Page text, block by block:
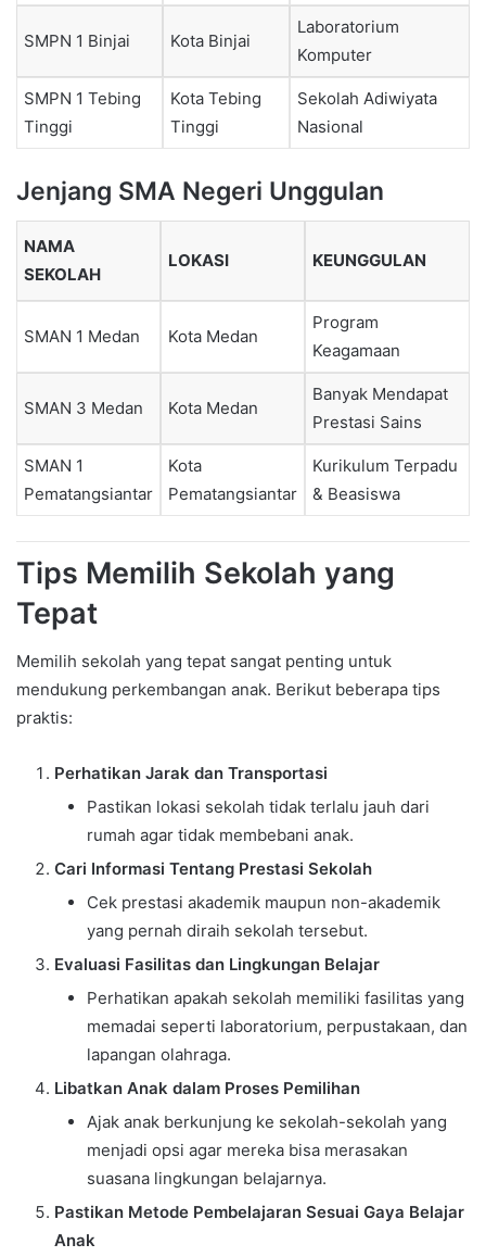
SMPN 1 Binjai Kota Binjai
Laboratorium
Komputer
SMPN 1 Tebing
Tinggi
Kota Tebing
Tinggi
Sekolah Adiwiyata
Nasional
Jenjang SMA Negeri Unggulan
NAMA
SEKOLAH
LOKASI KEUNGGULAN
SMAN 1 Medan Kota Medan
Program
Keagamaan
SMAN 3 Medan Kota Medan
Banyak Mendapat
Prestasi Sains
SMAN 1
Pematangsiantar
Kota
Pematangsiantar
Kurikulum Terpadu
& Beasiswa
Tips Memilih Sekolah yang
Tepat
Memilih sekolah yang tepat sangat penting untuk
mendukung perkembangan anak. Berikut beberapa tips
praktis:
Perhatikan Jarak dan Transportasi
Pastikan lokasi sekolah tidak terlalu jauh dari
rumah agar tidak membebani anak.
Cari Informasi Tentang Prestasi Sekolah
Cek prestasi akademik maupun non-akademik
yang pernah diraih sekolah tersebut.
Evaluasi Fasilitas dan Lingkungan Belajar
Perhatikan apakah sekolah memiliki fasilitas yang
memadai seperti laboratorium, perpustakaan, dan
lapangan olahraga.
Libatkan Anak dalam Proses Pemilihan
Ajak anak berkunjung ke sekolah-sekolah yang
menjadi opsi agar mereka bisa merasakan
suasana lingkungan belajarnya.
Pastikan Metode Pembelajaran Sesuai Gaya Belajar
Anak